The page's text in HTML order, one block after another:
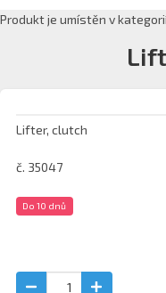
Produkt je umístěn v
Lifter, clutch
č. 35047
Do 10 dnů